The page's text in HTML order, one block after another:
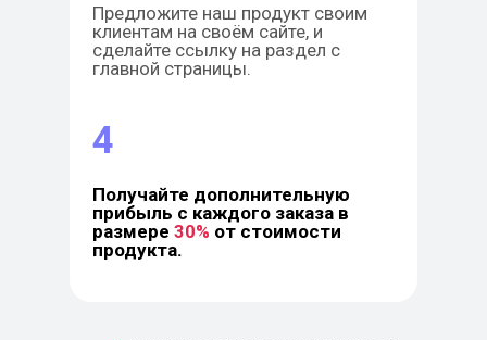
4
Предложите наш продукт своим
клиентам на своём сайте, и
сделайте ссылку на раздел с
главной страницы.
Получайте дополнительную
прибыль с каждого заказа в
размере 30% от стоимости
продукта.